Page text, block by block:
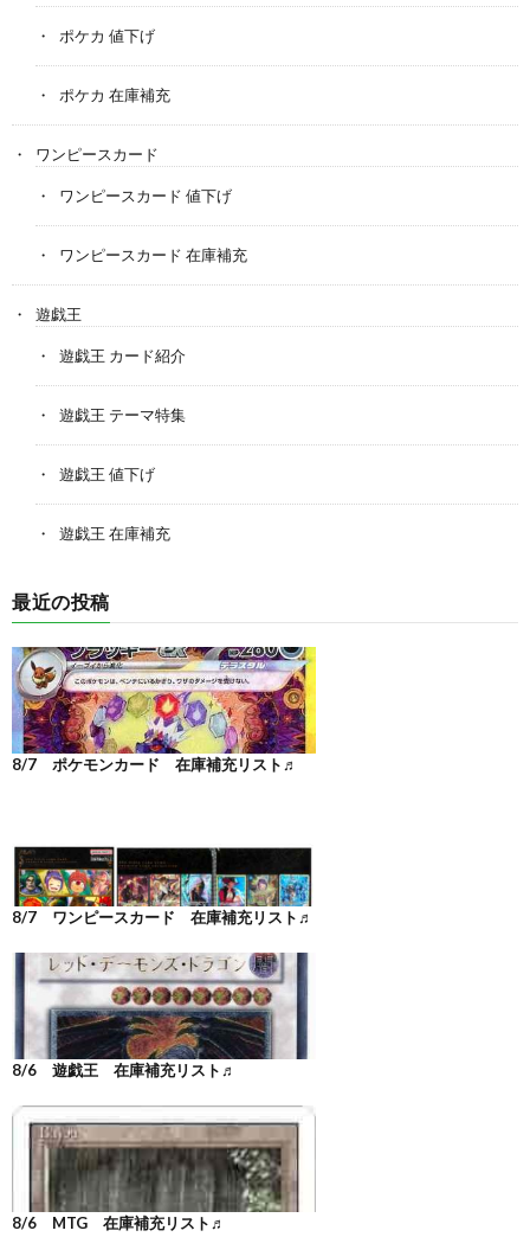
ポケカ 値下げ
ポケカ 在庫補充
ワンピースカード
ワンピースカード 値下げ
ワンピースカード 在庫補充
遊戯王
遊戯王 カード紹介
遊戯王 テーマ特集
遊戯王 値下げ
遊戯王 在庫補充
最近の投稿
8/7 ポケモンカード 在庫補充リスト♬
8/7 ワンピースカード 在庫補充リスト♬
8/6 遊戯王 在庫補充リスト♬
8/6 MTG 在庫補充リスト♬